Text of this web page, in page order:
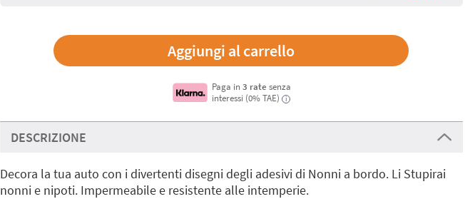
Paga in 3 rate senza
interessi (0% TAE)
i
DESCRIZIONE
Decora la tua auto con i divertenti disegni degli adesivi di Nonni a bordo. Li Stupirai
nonni e nipoti. Impermeabile e resistente alle intemperie.